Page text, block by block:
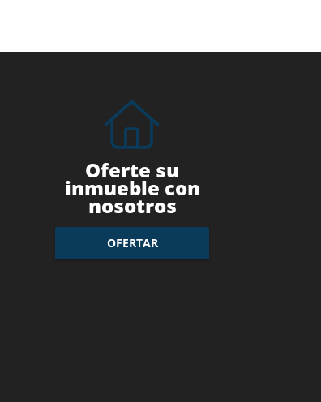
Oferte su
inmueble con
nosotros
OFERTAR